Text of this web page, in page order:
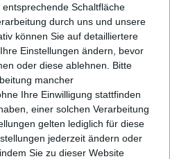
Schaltfläche
durch uns und unsere
können Sie auf detailliertere
Einstellungen ändern, bevor
oder diese ablehnen.
Bitte
mancher
Ihre Einwilligung stattfinden
einer solchen Verarbeitung
gelten lediglich für diese
jederzeit ändern oder
Sie zu dieser Website
Zwangslagen, die
solltest
entspannt, da
kann, ob jetzt
„Arise“ das ultimative
dann sind es doch keine